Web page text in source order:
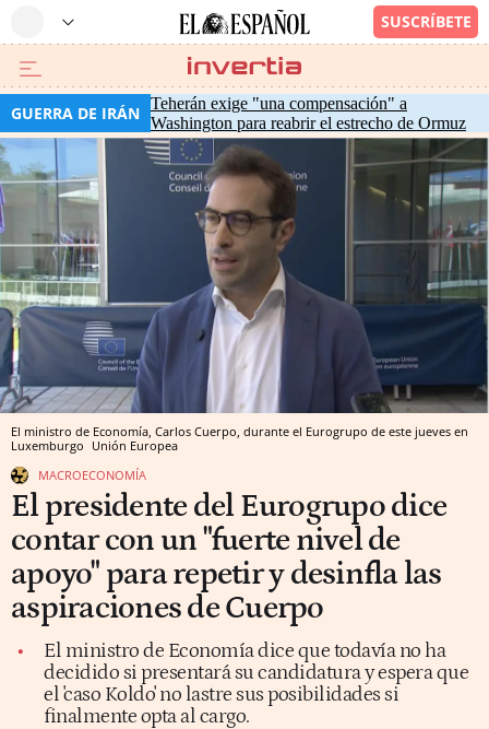
GUERRA DE IRÁN Teherán exige "una compensación" a
Washington para reabrir el estrecho de Ormuz
El ministro de Economía, Carlos Cuerpo, durante el Eurogrupo de este jueves en
Luxemburgo Unión Europea
MACROECONOMÍA
El presidente del Eurogrupo dice
contar con un "fuerte nivel de
apoyo" para repetir y desinfla las
aspiraciones de Cuerpo
El ministro de Economía dice que todavía no ha
decidido si presentará su candidatura y espera que
el 'caso Koldo' no lastre sus posibilidades si
finalmente opta al cargo.